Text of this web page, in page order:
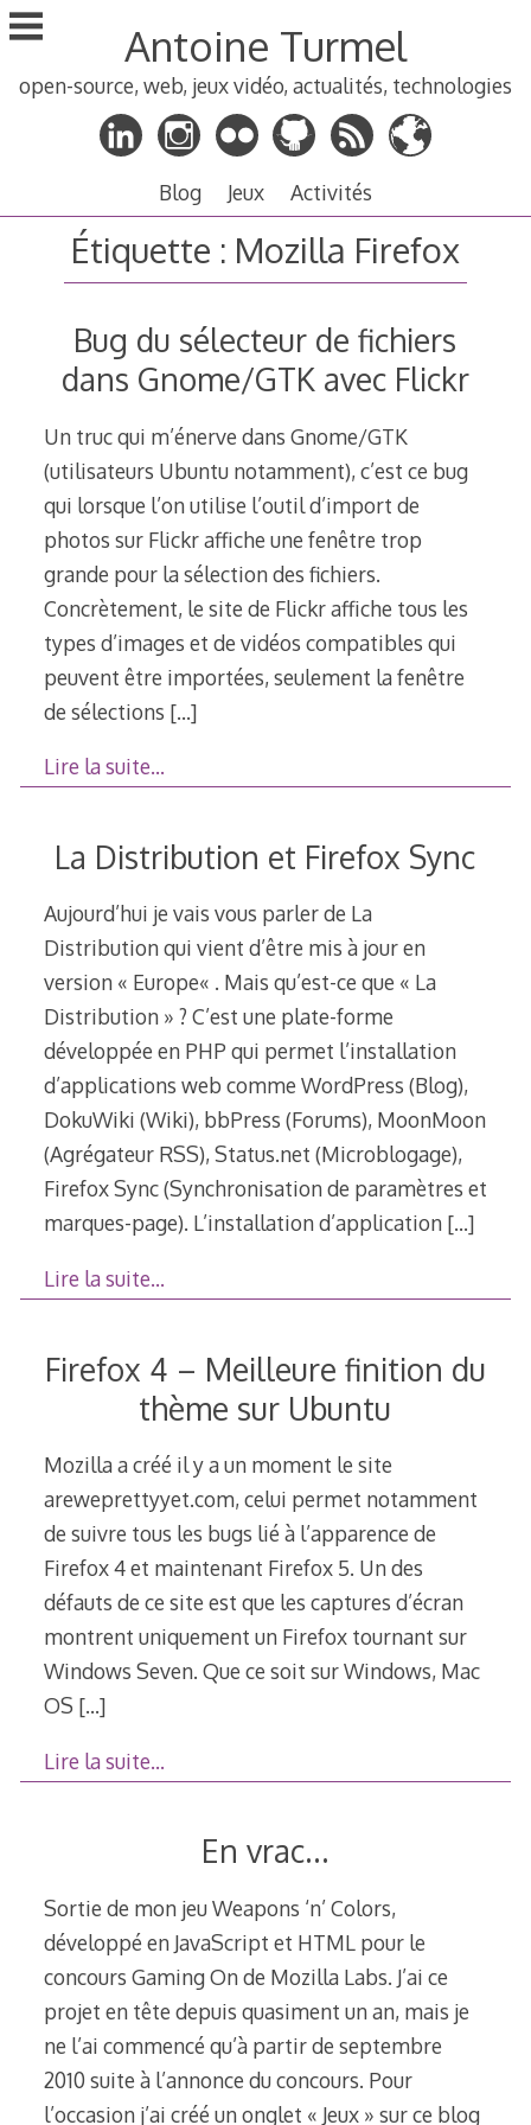
Aller
au
principal
Antoine Turmel
open-source, web, jeux vidéo, actualités, technologies
Blog Jeux Activités
Étiquette : Mozilla Firefox
Bug du sélecteur de fichiers
dans Gnome/GTK avec Flickr
Un truc qui m’énerve dans Gnome/GTK
(utilisateurs Ubuntu notamment), c’est ce bug
qui lorsque l’on utilise l’outil d’import de
photos sur Flickr affiche une fenêtre trop
grande pour la sélection des fichiers.
Concrètement, le site de Flickr affiche tous les
types d’images et de vidéos compatibles qui
peuvent être importées, seulement la fenêtre
de sélections […]
Lire la suite…
La Distribution et Firefox Sync
Aujourd’hui je vais vous parler de La
Distribution qui vient d’être mis à jour en
version « Europe« . Mais qu’est-ce que « La
Distribution » ? C’est une plate-forme
développée en PHP qui permet l’installation
d’applications web comme WordPress (Blog),
DokuWiki (Wiki), bbPress (Forums), MoonMoon
(Agrégateur RSS), Status.net (Microblogage),
Firefox Sync (Synchronisation de paramètres et
marques-page). L’installation d’application […]
Lire la suite…
Firefox 4 – Meilleure finition du
thème sur Ubuntu
Mozilla a créé il y a un moment le site
areweprettyyet.com, celui permet notamment
de suivre tous les bugs lié à l’apparence de
Firefox 4 et maintenant Firefox 5. Un des
défauts de ce site est que les captures d’écran
montrent uniquement un Firefox tournant sur
Windows Seven. Que ce soit sur Windows, Mac
OS […]
Lire la suite…
En vrac…
Sortie de mon jeu Weapons ‘n’ Colors,
développé en JavaScript et HTML pour le
concours Gaming On de Mozilla Labs. J’ai ce
projet en tête depuis quasiment un an, mais je
ne l’ai commencé qu’à partir de septembre
2010 suite à l’annonce du concours. Pour
l’occasion j’ai créé un onglet « Jeux » sur ce blog